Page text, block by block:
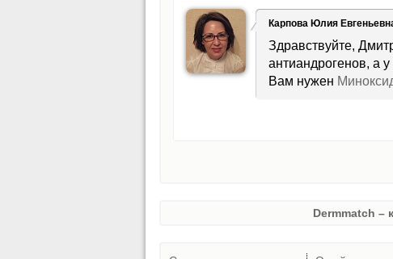
Карпова Юлия
Здравствуйте,
антиандрогенов, а у
Вам нужен
Dermmatch –